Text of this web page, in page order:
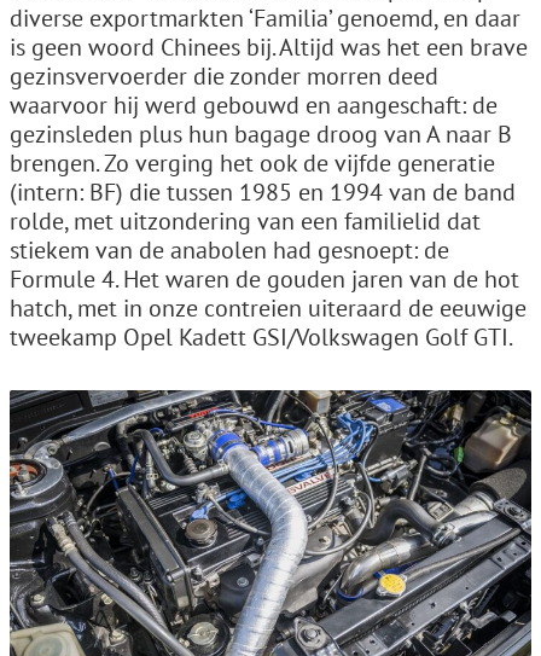
diverse exportmarkten ‘Familia’ genoemd, en daar
is geen woord Chinees bij. Altijd was het een brave
gezinsvervoerder die zonder morren deed
waarvoor hij werd gebouwd en aangeschaft: de
gezinsleden plus hun bagage droog van A naar B
brengen. Zo verging het ook de vijfde generatie
(intern: BF) die tussen 1985 en 1994 van de band
rolde, met uitzondering van een familielid dat
stiekem van de anabolen had gesnoept: de
Formule 4. Het waren de gouden jaren van de hot
hatch, met in onze contreien uiteraard de eeuwige
tweekamp Opel Kadett GSI/Volkswagen Golf GTI.